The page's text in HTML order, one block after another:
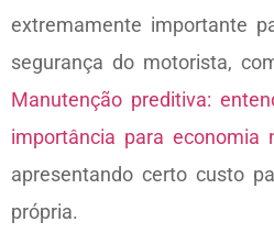
extremamente importante
segurança do motorista,
Manutenção preditiva:
importância para economia
apresentando certo custo
própria.